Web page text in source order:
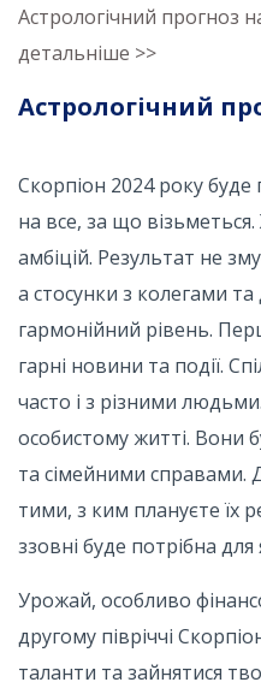
Астрологічний прогноз
детальніше >>
Астрологічний
Скорпіон 2024 року
на все, за що
амбіцій. Результат не
а стосунки з колегами
гармонійний рівень.
гарні новини та події.
часто і з різними
особистому житті. Вони
та сімейними справами.
тими, з ким плануєте їх
ззовні буде потрібна для
Урожай, особливо
другому півріччі
таланти та зайнятися